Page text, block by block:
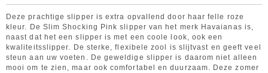
Deze prachtige slipper is extra opvallend door haar felle roze
kleur. De Slim Shocking Pink slipper van het merk Havaianas is,
naast dat het een slipper is met een coole look, ook een
kwaliteitsslipper. De sterke, flexibele zool is slijtvast en geeft veel
steun aan uw voeten. De geweldige slipper is daarom niet alleen
mooi om te zien, maar ook comfortabel en duurzaam. Deze zomer